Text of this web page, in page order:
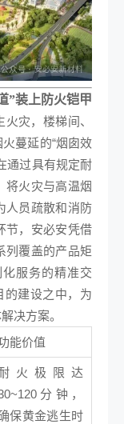
”装上防火铠甲
灾，楼梯间、
蔓延的“烟囱效
通过具有规定耐
将火灾与高温烟
人员疏散和消防
节，安必安凭借
列覆盖的产品矩
服务的精准交
的建设之中，为
决方案。
能价值
火极限达
分钟，
保黄金逃生时